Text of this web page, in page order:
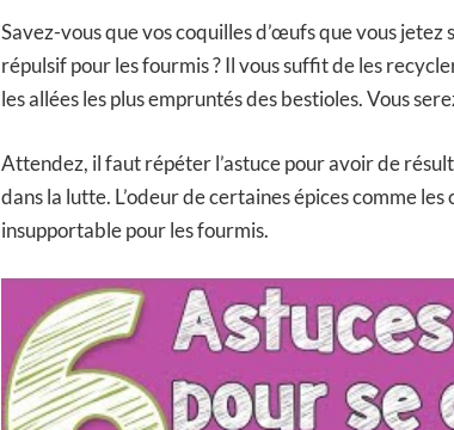
Savez-vous que vos coquilles d’œufs que vous
répulsif pour les fourmis ? Il vous suffit de les
les allées les plus empruntés des bestioles. Vous
Attendez, il faut répéter l’astuce pour avoir de
dans la lutte. L’odeur de certaines épices comme
insupportable pour les fourmis.